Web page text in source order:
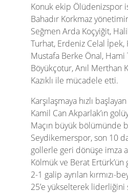
Konuk ekip Ölüdenizspor
Bahadır Korkmaz
Seğmen Arda Koçyiğit,
Turhat, Erdeniz Celal İpek,
Mustafa Berke Önal, Hami
Böyükçotur, Anıl Merthan
Kazıklı ile mücadele etti.
Karşılaşmaya hızlı
Kamil Can Akparlak’ın
Maçın büyük bölümünde
Seydikemerspor, son 10
gollerle geri dönüşe imza
Kölmük ve Berat
2-1 galip ayrılan kırmızı-
25’e yükselterek